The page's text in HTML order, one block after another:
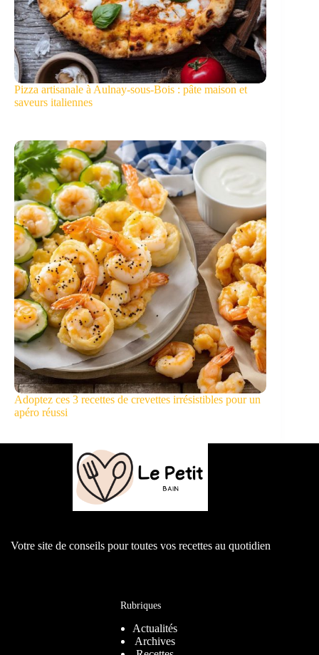
Pizza artisanale à Aulnay-sous-Bois : pâte maison et
saveurs italiennes
Adoptez ces 3 recettes de crevettes irrésistibles pour un
apéro réussi
Votre site de conseils pour toutes vos recettes au quotidien
Rubriques
Actualités
Archives